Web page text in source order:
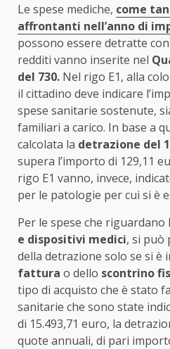
Le spese mediche, come
affrontanti nell’anno di
possono essere detratte
redditi vanno inserite nel
del 730. Nel rigo E1, alla
il cittadino deve indicare
spese sanitarie sostenute,
familiari a carico. In base a
calcolata la detrazione del
supera l’importo di 129,11
rigo E1 vanno, invece,
per le patologie per cui si è
Per le spese che riguardano
e dispositivi medici, si può
della detrazione solo se si è
fattura o dello scontrino
tipo di acquisto che è stato
sanitarie che sono state
di 15.493,71 euro, la
quote annuali, di pari